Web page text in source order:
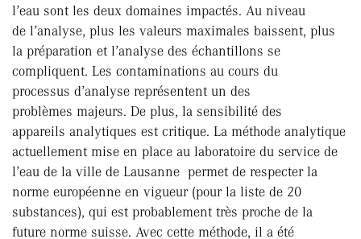
l’eau sont les deux domaines impactés. Au niveau
de l’analyse, plus les valeurs maximales baissent, plus
la préparation et l’analyse des échantillons se
compliquent. Les contaminations au cours du
processus d’analyse représentent un des
problèmes majeurs. De plus, la sensibilité des
appareils analytiques est critique. La méthode analytique
actuellement mise en place au laboratoire du service de
l’eau de la ville de Lausanne permet de respecter la
norme européenne en vigueur (pour la liste de 20
substances), qui est probablement très proche de la
future norme suisse. Avec cette méthode, il a été